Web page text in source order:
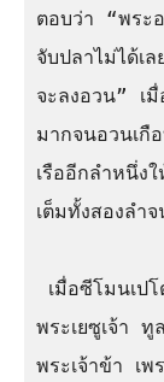
ตอบว่า “พระ
จับปลาไม่ได้เ
จะลงอวน” เ
มากจนอวนเกื
เรืออีกลำหนึ่ง
เต็มทั้งสองลำจ
เมื่อซีโมนเป
พระเยซูเจ้า ทู
พระเจ้าข้า เพ